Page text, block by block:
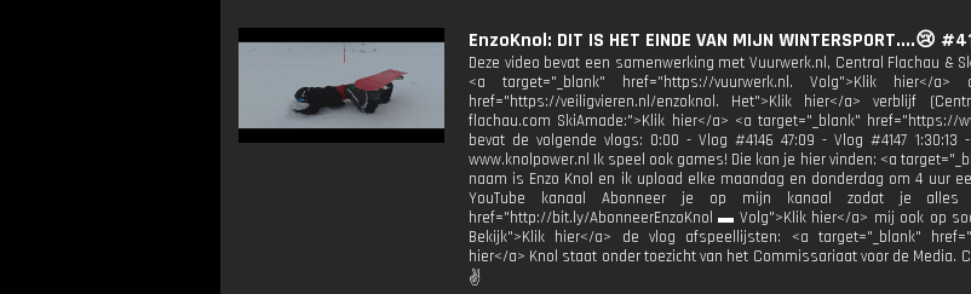
EnzoKnol: DIT IS HET EINDE VAN MIJN
Deze video bevat een samenwerking met Vuurwerk.nl, Central Flachau &
<a target="_blank" href="https://vuurwerk.nl. Volg">Klik hier</
href="https://veiligvieren.nl/enzoknol. Het">Klik hier</a> verblijf
flachau.com SkiAmade:">Klik hier</a> <a target="_blank"
bevat de volgende vlogs: 0:00 - Vlog #4146 47:09 - Vlog #4147
www.knolpower.nl Ik speel ook games! Die kan je hier vinden: <a
naam is Enzo Knol en ik upload elke maandag en donderdag om 4 uur
YouTube kanaal Abonneer je op mijn kanaal zodat je
href="http://bit.ly/AbonneerEnzoKnol ▬ Volg">Klik hier</a> mij ook op
Bekijk">Klik hier</a> de vlog afspeellijsten: <a target="_blank"
hier</a> Knol staat onder toezicht van het Commissariaat voor de Media.
✌